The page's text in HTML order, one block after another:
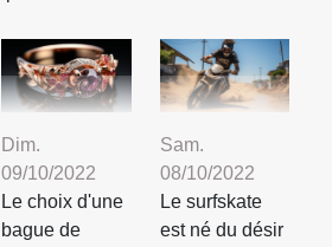
Dim.
09/10/2022
Le choix d'une
bague de
Sam.
08/10/2022
Le surfskate
est né du désir